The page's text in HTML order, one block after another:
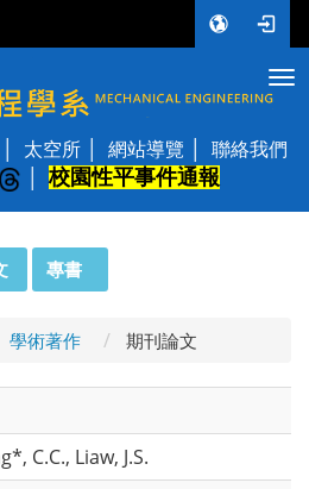
大學 機械工程學系
太空所 網站導覽
聯絡我們
校園性平事件通報
專書
學術著作 期刊論文
C.C., Liaw, J.S.